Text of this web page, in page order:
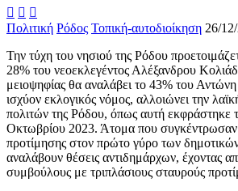
  
Πολιτική Ρόδος Τοπική-αυτοδιοίκηση 26/
Την τύχη του νησιού της Ρόδου
28% του νεοεκλεγέντος Αλέξανδρου
μειοψηφίας θα αναλάβει το 43% του
ισχύον εκλογικός νόμος, αλλοιώνει την
πολιτών της Ρόδου, όπως αυτή εκφράστηκε
Οκτωβρίου 2023. Άτομα που συγκέντρωσαν
προτίμησης στον πρώτο γύρο των
αναλάβουν θέσεις αντιδημάρχων, έχοντας
συμβούλους με τριπλάσιους σταυρούς